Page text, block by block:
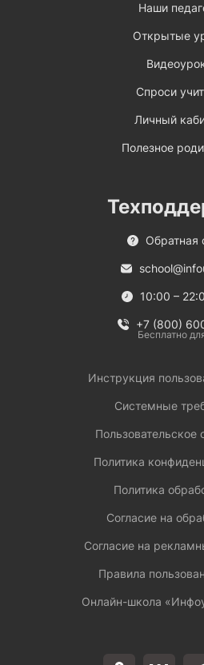
Наши
Открытые
Спроси
Личный
Полезное
Обратная
10:00 –
+7 (800)
Бесплатно
Инструкция
Системные
Пользовательское
Политика
Политика
Согласие на
Согласие на
Правила
Онлайн-школа